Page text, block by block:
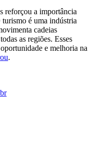
reforçou a importância
é uma indústria
cadeias
as regiões. Esses
e melhoria na
.